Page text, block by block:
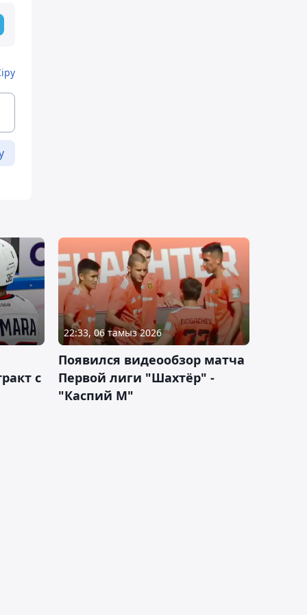
с
22:33, 06 тамыз 2026
Появился видеообзор матча
Первой лиги "Шахтёр" -
"Каспий М"